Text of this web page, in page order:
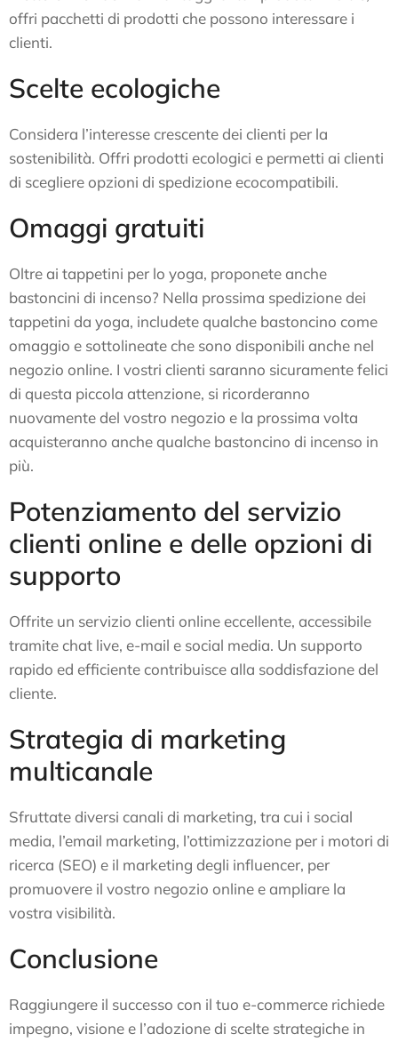
offri pacchetti di prodotti che possono interessare i
clienti.
Scelte ecologiche
Considera l’interesse crescente dei clienti per la
sostenibilità. Offri prodotti ecologici e permetti ai clienti
di scegliere opzioni di spedizione ecocompatibili.
Omaggi gratuiti
Oltre ai tappetini per lo yoga, proponete anche
bastoncini di incenso? Nella prossima spedizione dei
tappetini da yoga, includete qualche bastoncino come
omaggio e sottolineate che sono disponibili anche nel
negozio online. I vostri clienti saranno sicuramente felici
di questa piccola attenzione, si ricorderanno
nuovamente del vostro negozio e la prossima volta
acquisteranno anche qualche bastoncino di incenso in
più.
Potenziamento del servizio
clienti online e delle opzioni di
supporto
Offrite un servizio clienti online eccellente, accessibile
tramite chat live, e-mail e social media. Un supporto
rapido ed efficiente contribuisce alla soddisfazione del
cliente.
Strategia di marketing
multicanale
Sfruttate diversi canali di marketing, tra cui i social
media, l’email marketing, l’ottimizzazione per i motori di
ricerca (SEO) e il marketing degli influencer, per
promuovere il vostro negozio online e ampliare la
vostra visibilità.
Conclusione
Raggiungere il successo con il tuo e-commerce richiede
impegno, visione e l’adozione di scelte strategiche in